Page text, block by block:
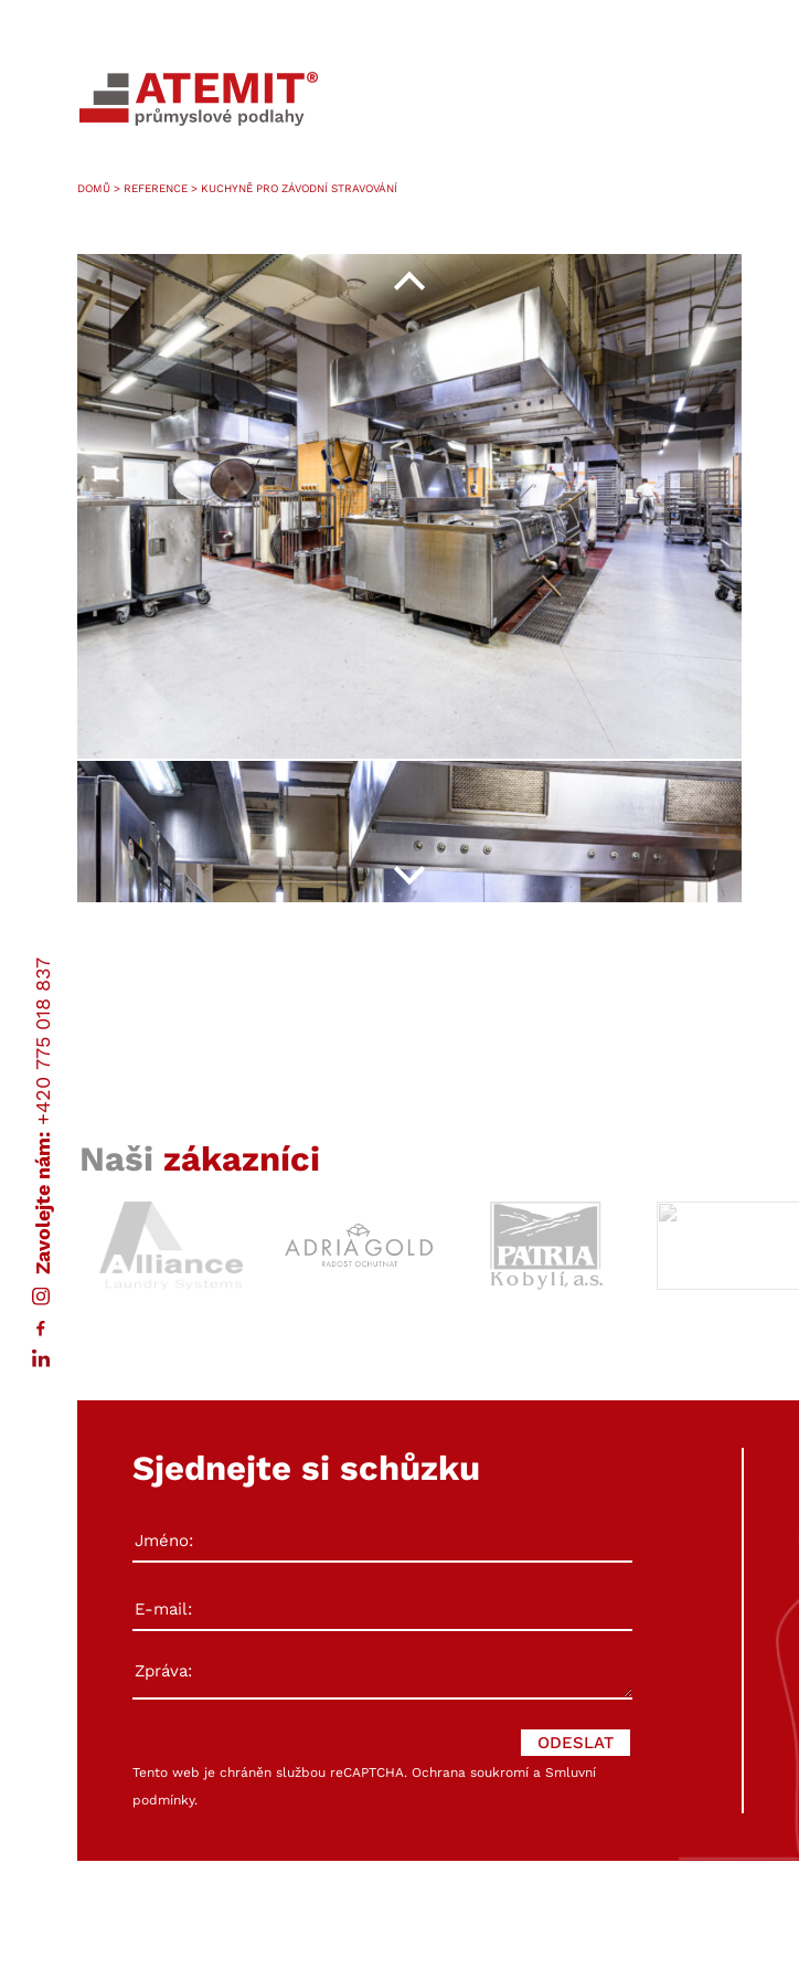
Zavolejte nám:
+420 775 018 837
DOMŮ > REFERENCE > KUCHYNĚ PRO ZÁVODNÍ STRAVOVÁNÍ
Naši zákazníci
Sjednejte si schůzku
Tento web je chráněn službou reCAPTCHA. Ochrana soukromí a Smluvní
podmínky.